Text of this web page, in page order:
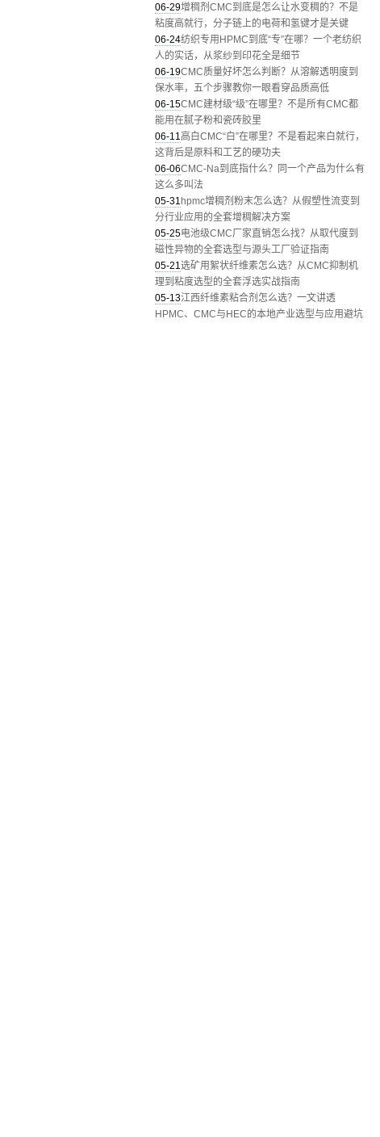
06-29增稠剂CMC到底是怎么让水变稠的？不是
粘度高就行，分子链上的电荷和氢键才是关键
06-24纺织专用HPMC到底“专”在哪？一个老纺织
人的实话，从浆纱到印花全是细节
06-19CMC质量好坏怎么判断？从溶解透明度到
保水率，五个步骤教你一眼看穿品质高低
06-15CMC建材级“级”在哪里？不是所有CMC都
能用在腻子粉和瓷砖胶里
06-11高白CMC“白”在哪里？不是看起来白就行，
这背后是原料和工艺的硬功夫
06-06CMC-Na到底指什么？同一个产品为什么有
这么多叫法
05-31 hpmc增稠剂粉末怎么选？从假塑性流变到
分行业应用的全套增稠解决方案
05-25电池级CMC厂家直销怎么找？从取代度到
磁性异物的全套选型与源头工厂验证指南
05-21选矿用絮状纤维素怎么选？从CMC抑制机
理到粘度选型的全套浮选实战指南
05-13江西纤维素粘合剂怎么选？一文讲透
HPMC、CMC与HEC的本地产业选型与应用避坑